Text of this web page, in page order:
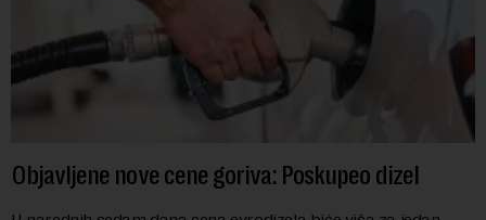
Objavljene nove cene goriva: Poskupeo dizel